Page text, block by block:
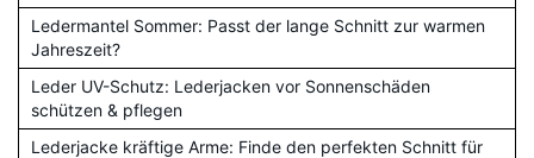
Ledermantel Sommer: Passt der lange Schnitt zur warmen
Jahreszeit?
Leder UV-Schutz: Lederjacken vor Sonnenschäden
schützen & pflegen
Lederjacke kräftige Arme: Finde den perfekten Schnitt für